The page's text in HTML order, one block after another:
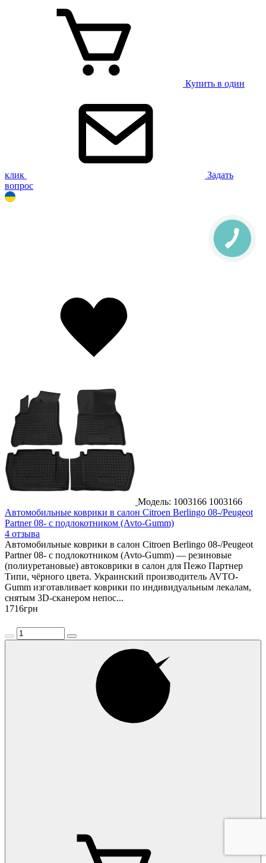
Купить в один
клик
Задать
вопрос
Модель: 1003166 1003166
Автомобильные коврики в салон Citroen Berlingo 08-/Peugeot
Partner 08- с подлокотником (Avto-Gumm)
4 отзыва
Автомобильные коврики в салон Citroen Berlingo 08-/Peugeot
Partner 08- с подлокотником (Avto-Gumm) — резиновые
(полиуретановые) автоковрики в салон для Пежо Партнер
Типи, чёрного цвета. Украинский производитель AVTO-
Gumm изготавливает коврики по индивидуальным лекалам,
снятым 3D-сканером непос...
1716грн